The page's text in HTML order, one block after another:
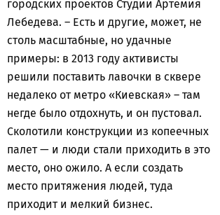
городских проектов Студии Артемия
Лебедева. – Есть и другие, может, не
столь масштабные, но удачные
примеры: в 2013 году активисты
решили поставить лавочки в сквере
недалеко от метро «Киевская» – там
негде было отдохнуть, и он пустовал.
Сколотили конструкции из копеечных
палет — и люди стали приходить в это
место, оно ожило. А если создать
место притяжения людей, туда
приходит и мелкий бизнес.